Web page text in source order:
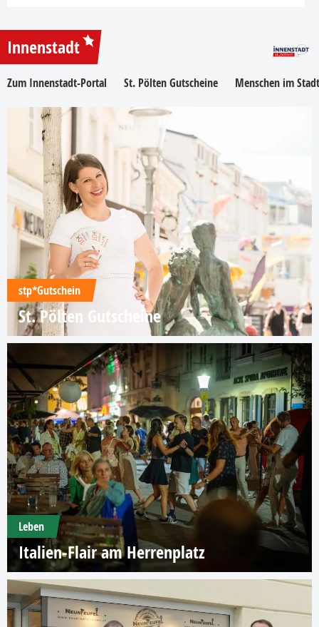
Innenstadt
Zum Innenstadt-Portal St. Pölten Gutscheine Menschen im
stp*Gutschein
St. Pölten Gutscheine
Leben
Italien-Flair am Herrenplatz